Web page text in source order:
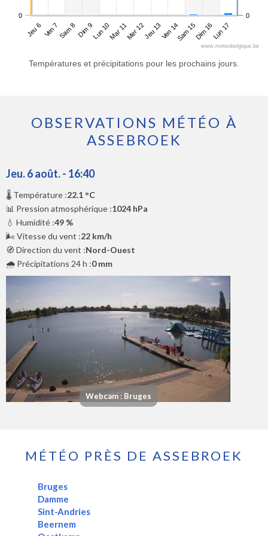
Jeu 6 Ven 7Sam 8Dim 9Lun 10Mar 11Mer 12Jeu 13Ven 14Sam 15Dim 16Lun 17
0 0
www.meteobelgique.be
Températures et précipitations pour les prochains jours.
OBSERVATIONS MÉTÉO À
ASSEBROEK
Jeu. 6 août. - 16:40
🌡️ Température :22.1 °C
📊 Pression atmosphérique :1024 hPa
💧 Humidité :49 %
🌬️ Vitesse du vent :22 km/h
🧭 Direction du vent :Nord-Ouest
🌧️ Précipitations 24 h :0 mm
Webcam : Bruges
MÉTÉO PRÈS DE ASSEBROEK
Bruges
Damme
Sint-Andries
Beernem